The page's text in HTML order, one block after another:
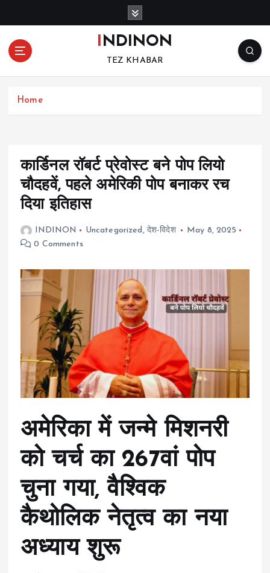
o
INDINON
TEZ KHABAR
Home
कार्डिनल रॉबर्ट प्रेवोस्ट बने पोप लियो
चौदहवें, पहले अमेरिकी पोप बनाकर रच
दिया इतिहास
INDINON Uncategorized , देश-विदेश
May 8, 2025
0 Comments
अमेरिका में जन्मे मिशनरी
को चर्च का 267वां पोप
चुना गया, वैश्विक
कैथोलिक नेतृत्व का नया
अध्याय शुरू